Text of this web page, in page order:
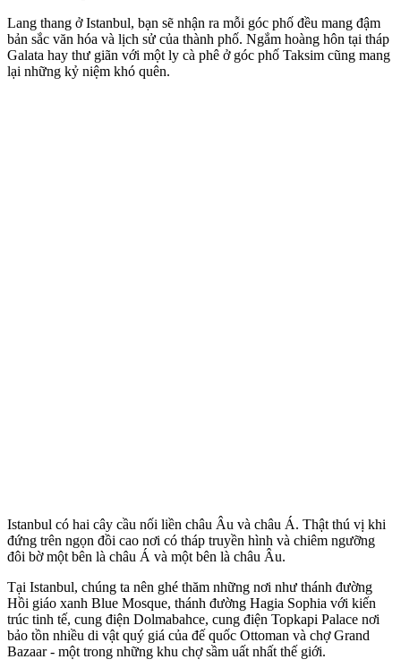
Lang thang ở Istanbul, bạn sẽ nhận ra mỗi góc phố đều mang đậm
bản sắc văn hóa và lịch sử của thành phố. Ngắm hoàng hôn tại tháp
Galata hay thư giãn với một ly cà phê ở góc phố Taksim cũng mang
lại những kỷ niệm khó quên.
Istanbul có hai cây cầu nối liền châu Âu và châu Á. Thật thú vị khi
đứng trên ngọn đồi cao nơi có tháp truyền hình và chiêm ngưỡng
đôi bờ một bên là châu Á và một bên là châu Âu.
Tại Istanbul, chúng ta nên ghé thăm những nơi như thánh đường
Hồi giáo xanh Blue Mosque, thánh đường Hagia Sophia với kiến
trúc tinh tế, cung điện Dolmabahce, cung điện Topkapi Palace nơi
bảo tồn nhiều di vật quý giá của đế quốc Ottoman và chợ Grand
Bazaar - một trong những khu chợ sầm uất nhất thế giới.